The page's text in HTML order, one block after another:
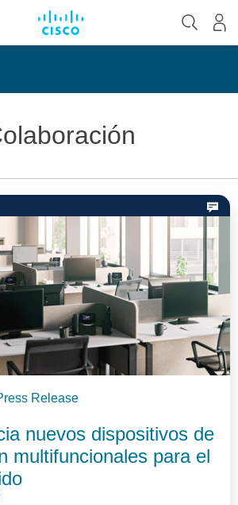
Release
nuevos dispositivos de
multifuncionales para el